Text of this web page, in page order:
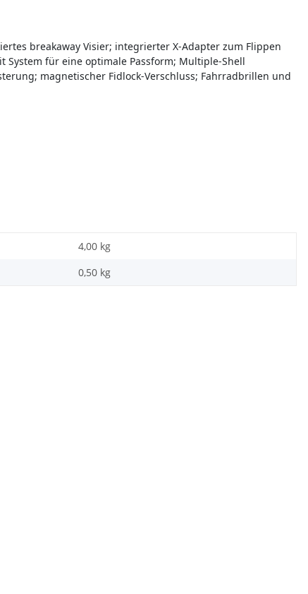
breakaway Visier; integrierter X-Adapter zum Flippen
System für eine optimale Passform; Multiple-Shell
magnetischer Fidlock-Verschluss; Fahrradbrillen und
4,00 kg
0,50 kg